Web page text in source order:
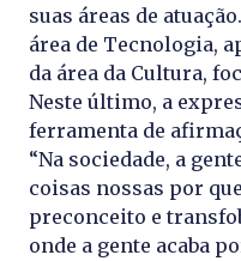
suas áreas de
área de Tecnologia,
da área da Cultura,
Neste último, a
ferramenta de
“Na sociedade, a
coisas nossas por
preconceito e
onde a gente acaba